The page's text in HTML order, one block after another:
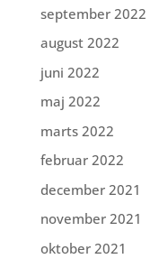
september 2022
august 2022
juni 2022
maj 2022
marts 2022
februar 2022
december 2021
november 2021
oktober 2021